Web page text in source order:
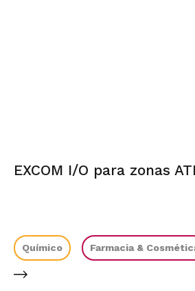
EXCOM I/O para zonas
Químico Farmacia &